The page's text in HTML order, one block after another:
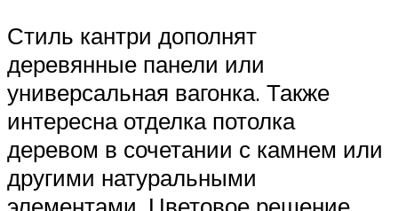
Стиль кантри дополнят
деревянные панели или
универсальная вагонка. Также
интересна отделка потолка
деревом в сочетании с камнем или
другими натуральными